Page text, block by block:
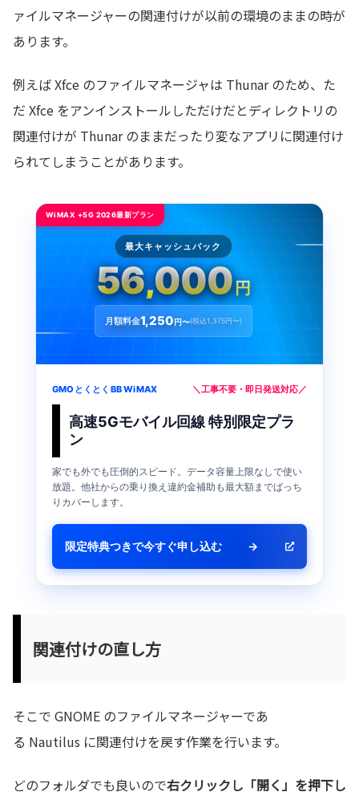
ァイルマネージャーの関連付けが以前の環境のままの時が
あります。
例えば Xfce のファイルマネージャは Thunar のため、た
だ Xfce をアンインストールしただけだとディレクトリの
関連付けが Thunar のままだったり変なアプリに関連付け
られてしまうことがあります。
WiMAX +5G 2026最新プラン
最大キャッシュバック
56,000円
月額料金1,250円〜(税込1,375円〜)
GMOとくとくBB WiMAX ＼工事不要・即日発送対応／
高速5Gモバイル回線 特別限定プラ
ン
家でも外でも圧倒的スピード。データ容量上限なしで使い
放題。他社からの乗り換え違約金補助も最大額までばっち
りカバーします。
限定特典つきで今すぐ申し込む →
関連付けの直し方
そこで GNOME のファイルマネージャーであ
る Nautilus に関連付けを戻す作業を行います。
どのフォルダでも良いので右クリックし「開く」を押下し